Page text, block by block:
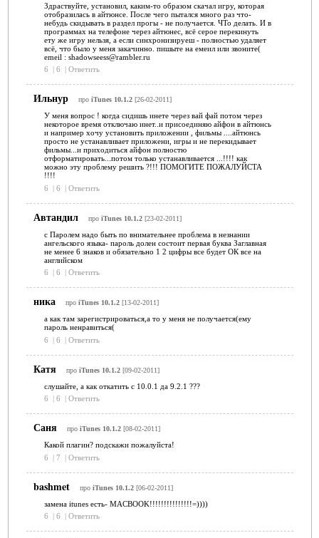
Здраствуйте, установил, каким-то образом скачал игру, которая
отобразилась в айтюнсе. После чего пытался много раз что-
небудь скидывать в раздел прогы - не получается. ЧТо делать. И в
программах на телефоне через айтюнес, всё серое перекинуть
ету же игру нельзя, а если синхронизируеш - полностью удаляет
всё, что было у меня закачинно. пишыте на емеил или звоните(
emeil : shadowseess@rambler.ru
6
| 6 | Ответить
Ильнур про iTunes 10.1.2[26-02-2011]
У меня вопрос ! когда сидишь инете через вай фай потом через
некоторое время отключаю инет..и присоединяю айфон в айтюнсь
и например хочу установить приложении , фильмы ....айтюнсь
просто не устанавливает приложени, игры и не перекидывает
фильмы...и приходиться айфон полностю
отформатировать...потом только устанавливается ...!!!! как
можно эту проблему решить ?!!! ПОМОГИТЕ ПОЖАЛУЙСТА
!!!!
6
| 6 | Ответить
Автандил про iTunes 10.1.2[23-02-2011]
с Паролем надо быть по внимательнее проблема в незнании
ангельского языка- пароль долен состоит первая буква Заглавная
не менее 6 знаков и обязательно 1 2 цифры все будет ОК все на
английском
6
| 6 | Ответить
ника про iTunes 10.1.2[13-02-2011]
а как там зарегистрироваться,а то у меня не получается(ему
пароль ненравиться(
6
| 6 | Ответить
Катя про iTunes 10.1.2[09-02-2011]
слушайте, а как откатить с 10.0.1 да 9.2.1 ???
6
| 6 | Ответить
Саня про iTunes 10.1.2[08-02-2011]
Какой плагин? подскажи пожалуйста!
6
| 7 | Ответить
bashmet про iTunes 10.1.2[06-02-2011]
замена itunes есть- MACBOOK!!!!!!!!!!!!!!!=))))
6
| 6 | Ответить